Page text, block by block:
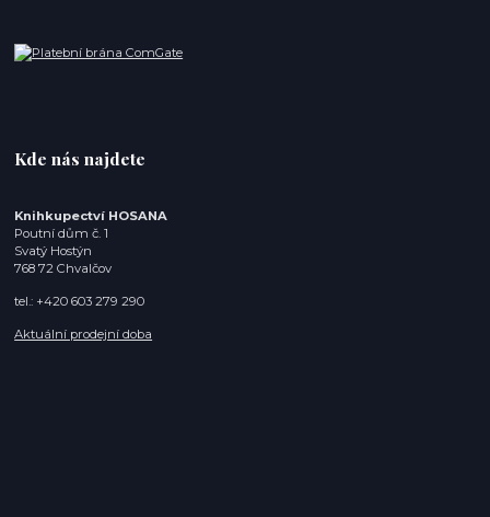
Kde nás najdete
Knihkupectví HOSANA
Poutní dům č. 1
Svatý Hostýn
768 72 Chvalčov
tel.: +420 603 279 290
Aktuální prodejní doba